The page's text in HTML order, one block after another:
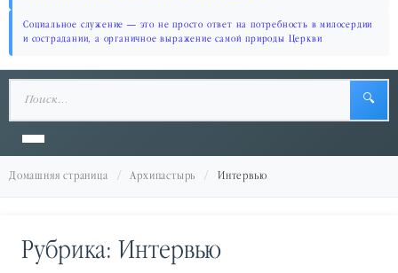
Социальное служение — это не просто ответ на потребность в милосердии
и сострадании, а органичное выражение самой природы Церкви
🔍
Домашняя страница Архипастырь Интервью
Рубрика:Интервью